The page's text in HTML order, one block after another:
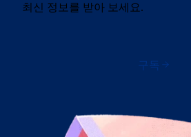
최신 정보를 받아 보세요.
구독